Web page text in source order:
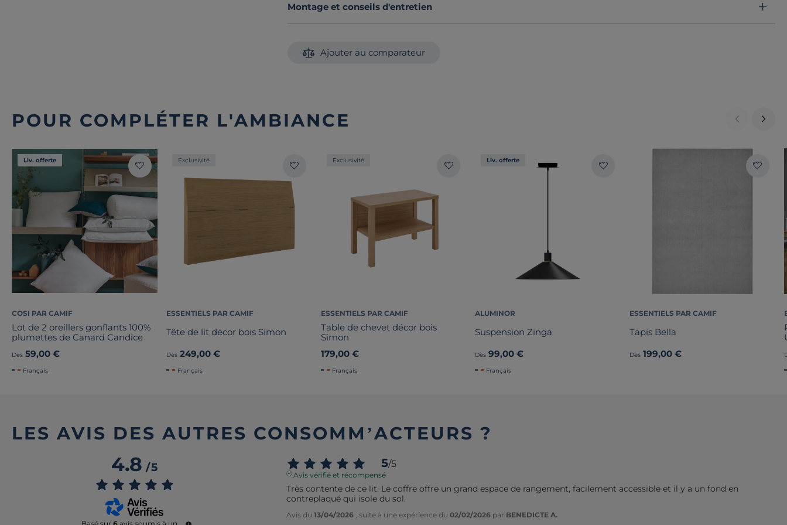
Montage et conseils d'entretien
Ajouter au comparateur
POUR COMPLÉTER L'AMBIANCE
Liv. offerte
COSI PAR CAMIF
Lot de 2 oreillers gonflants 100%
plumettes de Canard Candice
Dès 59,00 €
Français
Exclusivité
ESSENTIELS PAR CAMIF
Tête de lit décor bois Simon
Dès 249,00 €
Français
Exclusivité
ESSENTIELS PAR CAMIF
Table de chevet décor bois
Simon
179,00 €
Français
Liv. offerte
ALUMINOR
Suspension Zinga
Dès 99,00 €
Français
ESSENTIELS PAR CAMIF
Tapis Bella
Dès 199,00 €
LES AVIS DES AUTRES CONSOMM’ACTEURS ?
4.8/5 5/5
Avis vérifié et récompensé
Très contente de ce lit. Le coffre offre un grand espace de rangement, facilement accessible et il y a un fond en
contreplaqué qui isole du sol.
Avis du 13/04/2026 , suite à une expérience du 02/02/2026 par BENEDICTE A.